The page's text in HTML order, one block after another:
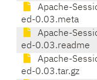
Apache-
ed-0.03.meta
Apache-
ed-0.03.readme
Apache-
ed-0.03.tar.gz